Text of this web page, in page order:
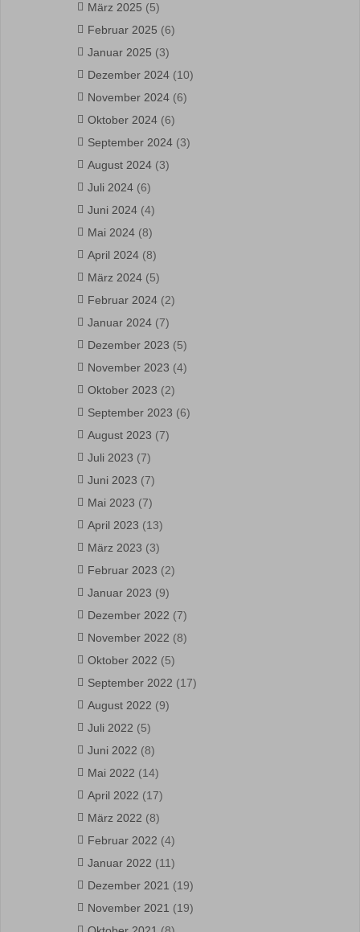
März 2025 (5)
Februar 2025 (6)
Januar 2025 (3)
Dezember 2024 (10)
November 2024 (6)
Oktober 2024 (6)
September 2024 (3)
August 2024 (3)
Juli 2024 (6)
Juni 2024 (4)
Mai 2024 (8)
April 2024 (8)
März 2024 (5)
Februar 2024 (2)
Januar 2024 (7)
Dezember 2023 (5)
November 2023 (4)
Oktober 2023 (2)
September 2023 (6)
August 2023 (7)
Juli 2023 (7)
Juni 2023 (7)
Mai 2023 (7)
April 2023 (13)
März 2023 (3)
Februar 2023 (2)
Januar 2023 (9)
Dezember 2022 (7)
November 2022 (8)
Oktober 2022 (5)
September 2022 (17)
August 2022 (9)
Juli 2022 (5)
Juni 2022 (8)
Mai 2022 (14)
April 2022 (17)
März 2022 (8)
Februar 2022 (4)
Januar 2022 (11)
Dezember 2021 (19)
November 2021 (19)